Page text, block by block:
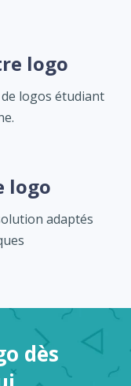
logo
logos étudiant
logo
adaptés
dès